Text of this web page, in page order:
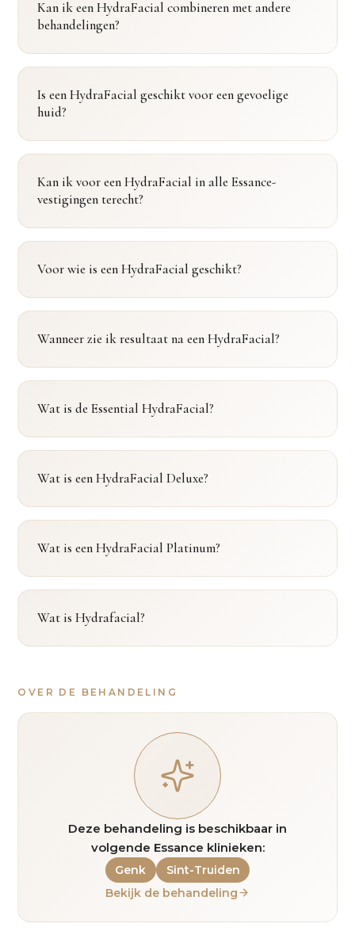
Kan ik een HydraFacial combineren met andere
behandelingen?
Is een HydraFacial geschikt voor een gevoelige
huid?
Kan ik voor een HydraFacial in alle Essance-
vestigingen terecht?
Voor wie is een HydraFacial geschikt?
Wanneer zie ik resultaat na een HydraFacial?
Wat is de Essential HydraFacial?
Wat is een HydraFacial Deluxe?
Wat is een HydraFacial Platinum?
Wat is Hydrafacial?
OVER DE BEHANDELING
Deze behandeling is beschikbaar in
volgende Essance klinieken:
Genk
Sint-Truiden
Bekijk de behandeling